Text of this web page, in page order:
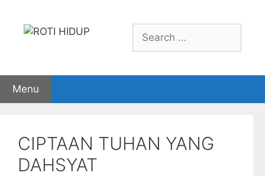
content
Search
for:
Menu
CIPTAAN TUHAN YANG
DAHSYAT